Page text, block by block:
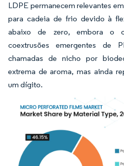
LDPE permanecem relevantes
para cadeia de frio devido à
abaixo de zero, embora o
coextrusões emergentes de
chamadas de nicho por
extrema de aroma, mas ainda
um dígito.